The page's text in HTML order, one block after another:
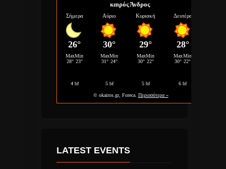
καιρός Άνδρος
LATEST EVENTS